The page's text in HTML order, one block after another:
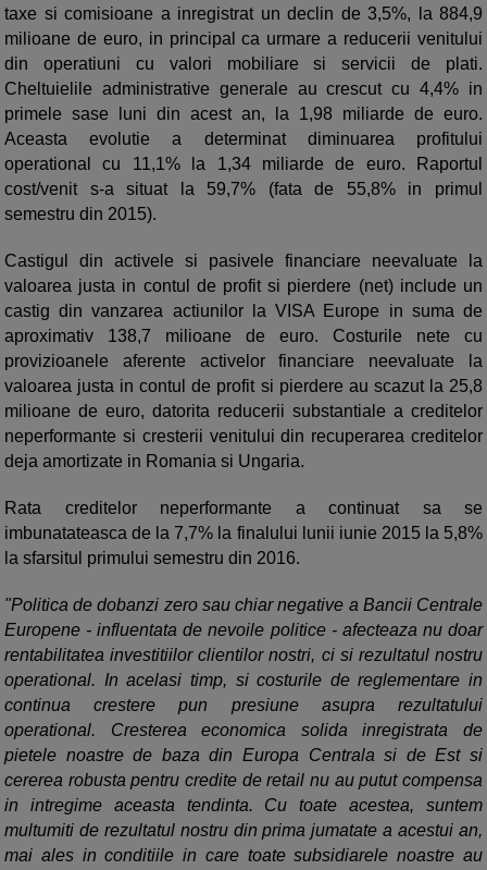
taxe si comisioane a inregistrat un declin de 3,5%, la 884,9
milioane de euro, in principal ca urmare a reducerii venitului
din operatiuni cu valori mobiliare si servicii de plati.
Cheltuielile administrative generale au crescut cu 4,4% in
primele sase luni din acest an, la 1,98 miliarde de euro.
Aceasta evolutie a determinat diminuarea profitului
operational cu 11,1% la 1,34 miliarde de euro. Raportul
cost/venit s-a situat la 59,7% (fata de 55,8% in primul
semestru din 2015).
Castigul din activele si pasivele financiare neevaluate la
valoarea justa in contul de profit si pierdere (net) include un
castig din vanzarea actiunilor la VISA Europe in suma de
aproximativ 138,7 milioane de euro. Costurile nete cu
provizioanele aferente activelor financiare neevaluate la
valoarea justa in contul de profit si pierdere au scazut la 25,8
milioane de euro, datorita reducerii substantiale a creditelor
neperformante si cresterii venitului din recuperarea creditelor
deja amortizate in Romania si Ungaria.
Rata creditelor neperformante a continuat sa se
imbunatateasca de la 7,7% la finalului lunii iunie 2015 la 5,8%
la sfarsitul primului semestru din 2016.
"Politica de dobanzi zero sau chiar negative a Bancii Centrale
Europene - influentata de nevoile politice - afecteaza nu doar
rentabilitatea investitiilor clientilor nostri, ci si rezultatul nostru
operational. In acelasi timp, si costurile de reglementare in
continua crestere pun presiune asupra rezultatului
operational. Cresterea economica solida inregistrata de
pietele noastre de baza din Europa Centrala si de Est si
cererea robusta pentru credite de retail nu au putut compensa
in intregime aceasta tendinta. Cu toate acestea, suntem
multumiti de rezultatul nostru din prima jumatate a acestui an,
mai ales in conditiile in care toate subsidiarele noastre au